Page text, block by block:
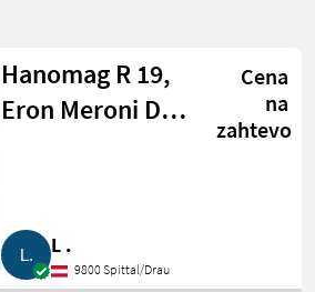
Hanomag R 19,
Eron Meroni D
Cena
na
zahtevo
L .
9800 Spittal/Drau